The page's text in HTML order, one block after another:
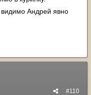
видимо Андрей явно
#110